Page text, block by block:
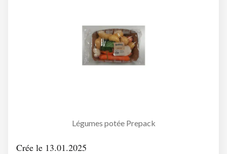
Légumes potée Prepack
Crée le 13.01.2025